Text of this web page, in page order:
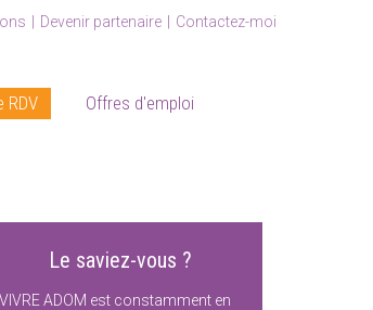
RDV Offres d'emploi
Devenir partenaire Contactez-moi
Le saviez-vous ?
VIVRE ADOM est constamment en